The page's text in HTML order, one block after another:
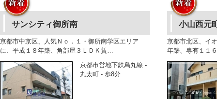
サンシティ御所南
京都市中京区、人気Ｎｏ．１・御所南学区エリア
に、平成１８年築、角部屋３ＬＤＫ賃…
京都市営地下鉄烏丸線 -
丸太町 - 歩8分
小山西元
京都市北区、イ
年築、専有１１